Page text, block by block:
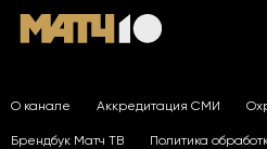
О канале Аккредитация СМИ
Брендбук Матч ТВ Политика